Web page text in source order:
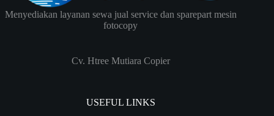
Menyediakan layanan sewa jual service dan sparepart mesin
fotocopy
Cv. Htree Mutiara Copier
USEFUL LINKS